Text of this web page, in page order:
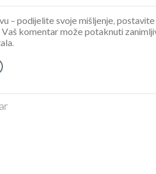
– podijelite svoje mišljenje,
komentar može potaknuti